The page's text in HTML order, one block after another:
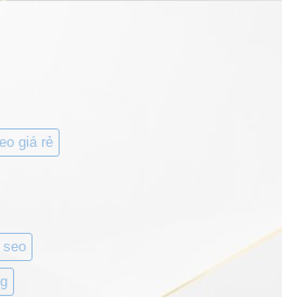
giá rẻ
seo